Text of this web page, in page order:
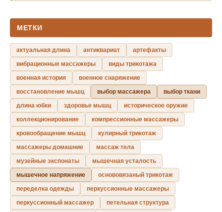
МЕТКИ
актуальная длина антиквариат
артефакты
вибрационные массажеры
виды трикотажа
военная история
военное снаряжение
восстановление мышц
выбор массажера
выбор ткани
длина юбки
здоровье мышц
историческое оружие
коллекционирование
компрессионные массажеры
кровообращение мышц
кулирный трикотаж
массажеры домашние
массаж тела
музейные экспонаты
мышечная усталость
мышечное напряжение
основовязаный трикотаж
переделка одежды
перкуссионные массажеры
перкуссионный массажер
петельная структура